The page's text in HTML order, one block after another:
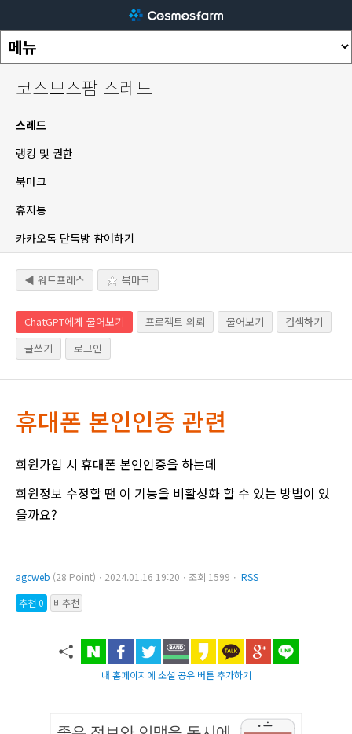
코스모스팜 스레드
스레드
랭킹 및 권한
북마크
휴지통
카카오톡 단톡방 참여하기
◀ 워드프레스 북마크
ChatGPT에게 물어보기 프로젝트 의뢰 물어보기
검색하기
글쓰기
로그인
휴대폰 본인인증 관련
회원가입 시 휴대폰 본인인증을 하는데
회원정보 수정할 땐 이 기능을 비활성화 할 수 있는 방법이 있
을까요?
agcweb (28 Point)ㆍ2024.01.16 19:20ㆍ조회 1599ㆍ RSS
추천 0
비추천
내 홈페이지에 소셜 공유 버튼 추가하기